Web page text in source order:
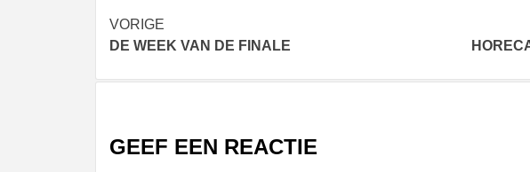
Bericht
navigatie
VORIGE
DE WEEK VAN DE FINALE
GEEF EEN REACTIE